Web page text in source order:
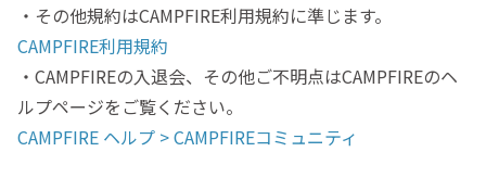
・その他規約はCAMPFIRE利用規約に準じます。
CAMPFIRE利用規約
・CAMPFIREの入退会、その他ご不明点はCAMPFIREのヘ
ルプページをご覧ください。
CAMPFIRE ヘルプ > CAMPFIREコミュニティ